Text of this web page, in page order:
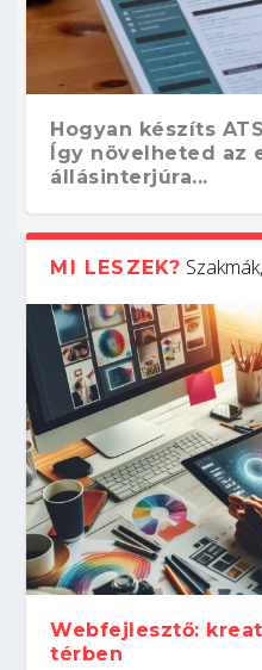
Hogyan készíts
Így növelheted az
állásinterjúra...
Kitalálod, mire
gépeket?
Nem sikerült az
Tanulj szakmát!
Szoftverfejlesztő:
amikor néhány sor
világversenyt...
Digitális detox –
telefon nélkül?
MI LESZEK?
Webfejlesztő:
térben